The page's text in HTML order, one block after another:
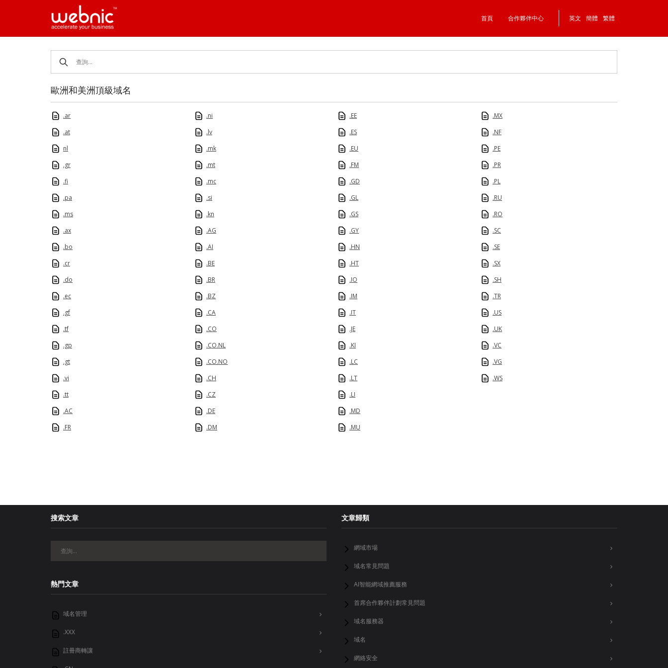
首頁 合作夥伴中心 英文 簡體 繁體
歐洲和美洲頂級域名
.ar
.at
nl
.gr
.fi
.pa
.ms
.ax
.bo
.cr
.do
.ec
.gf
.tf
.gp
.gt
.vi
.tt
.AC
.FR
.ni
.lv
.mk
.mt
.mc
.si
.kn
.AG
.AI
.BE
.BR
.BZ
.CA
.CO
.CO.NL
.CO.NO
.CH
.CZ
.DE
.DM
.EE
.ES
.EU
.FM
.GD
.GL
.GS
.GY
.HN
.HT
.IO
.IM
.IT
.JE
.KI
.LC
.LT
.LI
.MD
.MU
.MX
.NF
.PE
.PR
.PL
.RU
.RO
.SC
.SE
.SX
.SH
.TR
.US
.UK
.VC
.VG
.WS
搜索文章
熱門文章
域名管理
.XXX
註冊商轉讓
文章歸類
網域市場
域名常見問題
AI智能網域推薦服務
首席合作夥伴計劃常見問題
域名服務器
域名
網絡安全